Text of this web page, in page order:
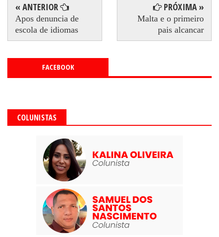
« ANTERIOR
Apos denuncia de
escola de idiomas
PRÓXIMA »
Malta e o primeiro
pais alcancar
FACEBOOK
COLUNISTAS